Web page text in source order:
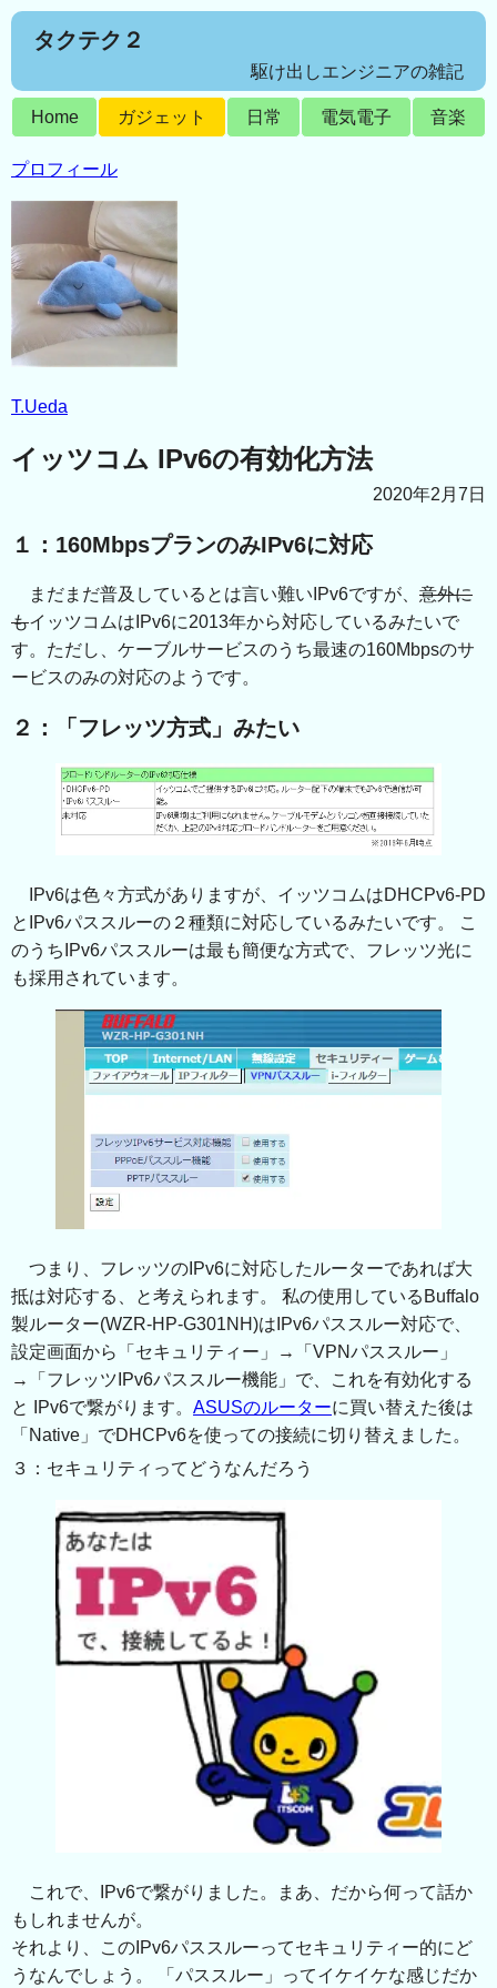
タクテク２
駆け出しエンジニアの雑記
Home ガジェット 日常 電気電子 音楽
プロフィール
T.Ueda
イッツコム IPv6の有効化方法
2020年2月7日
１：160MbpsプランのみIPv6に対応
まだまだ普及しているとは言い難いIPv6ですが、 意外に
もイッツコムはIPv6に2013年から対応しているみたいで
す。ただし、ケーブルサービスのうち最速の160Mbpsのサ
ービスのみの対応のようです。
２：「フレッツ方式」みたい
IPv6は色々方式がありますが、イッツコムはDHCPv6-PD
とIPv6パススルーの２種類に対応しているみたいです。 こ
のうちIPv6パススルーは最も簡便な方式で、フレッツ光に
も採用されています。
つまり、フレッツのIPv6に対応したルーターであれば大
抵は対応する、と考えられます。 私の使用しているBuffalo
製ルーター(WZR-HP-G301NH)はIPv6パススルー対応で、
設定画面から「セキュリティー」→「VPNパススルー」
→「フレッツIPv6パススルー機能」で、これを有効化する
と IPv6で繋がります。 ASUSのルーターに買い替えた後は
「Native」でDHCPv6を使っての接続に切り替えました。
３：セキュリティってどうなんだろう
これで、IPv6で繋がりました。まあ、だから何って話か
もしれませんが。
それより、このIPv6パススルーってセキュリティー的にど
うなんでしょう。 「パススルー」ってイケイケな感じだか